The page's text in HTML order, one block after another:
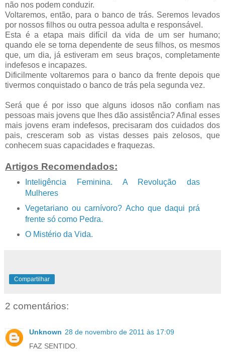
não nos podem conduzir.
Voltaremos, então, para o banco de trás. Seremos levados
por nossos filhos ou outra pessoa adulta e responsável.
Esta é a etapa mais difícil da vida de um ser humano;
quando ele se torna dependente de seus filhos, os mesmos
que, um dia, já estiveram em seus braços, completamente
indefesos e incapazes.
Dificilmente voltaremos para o banco da frente depois que
tivermos conquistado o banco de trás pela segunda vez.
Será que é por isso que alguns idosos não confiam nas
pessoas mais jovens que lhes dão assistência? Afinal esses
mais jovens eram indefesos, precisaram dos cuidados dos
pais, cresceram sob as vistas desses pais zelosos, que
conhecem suas capacidades e fraquezas.
Artigos Recomendados:
Inteligência Feminina. A Revolução das
Mulheres
Vegetariano ou carnívoro? Acho que daqui prá
frente só como Pedra.
O Mistério da Vida.
Compartilhar
2 comentários:
Unknown 28 de novembro de 2011 às 17:09
FAZ SENTIDO.